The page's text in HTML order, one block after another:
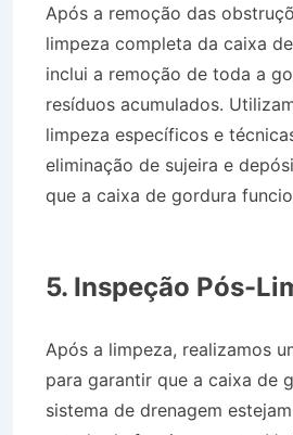
Após a remoção das
limpeza completa da caixa
inclui a remoção de toda a
resíduos acumulados.
limpeza específicos e
eliminação de sujeira e
que a caixa de gordura
5. Inspeção Pós-
Após a limpeza, realizamos
para garantir que a caixa de
sistema de drenagem